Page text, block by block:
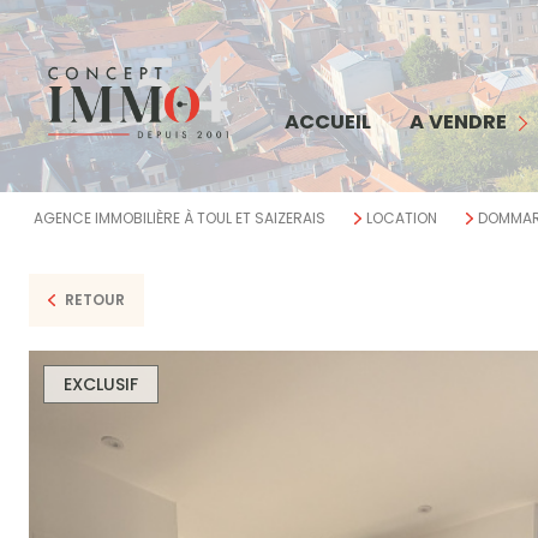
ACCUEIL A VENDRE
MAISON
APPARTEMENT
COMMERCE
TERRAIN
IMMEUBLE
AGENCE IMMOBILIÈRE À TOUL ET SAIZERAIS LOCATION
RETOUR
EXCLUSIF